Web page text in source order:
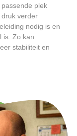
plek
verder
nodig is en
is. Zo kan
stabiliteit en